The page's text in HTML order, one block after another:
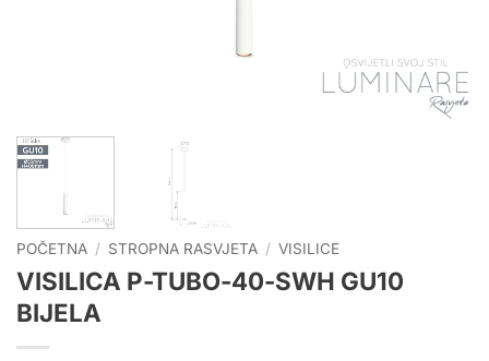
POČETNA / STROPNA RASVJETA / VISILICE
VISILICA P-TUBO-40-SWH GU10
BIJELA